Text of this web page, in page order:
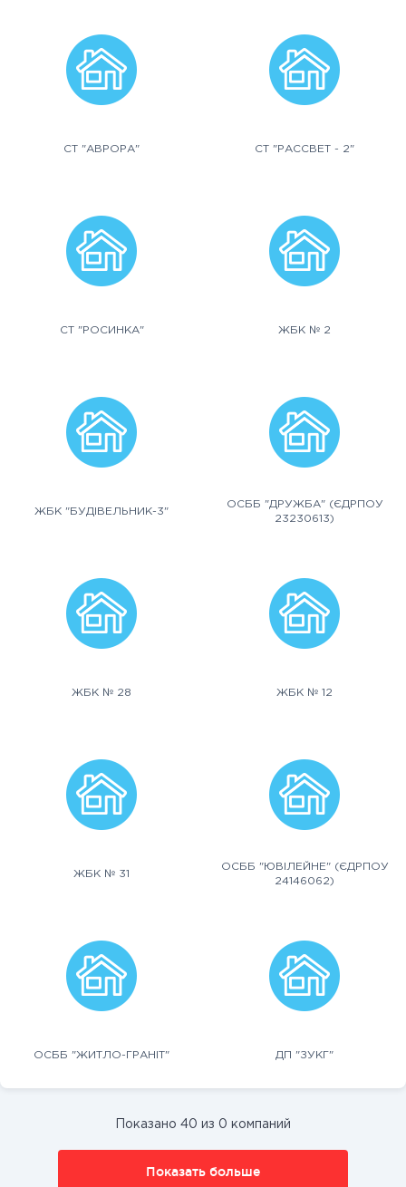
СТ "АВРОРА" СТ "РАССВЕТ - 2"
СТ "РОСИНКА" ЖБК № 2
ЖБК "БУДІВЕЛЬНИК-3"
ОСББ "ДРУЖБА" (ЄДРПОУ
23230613)
ЖБК № 28 ЖБК № 12
ЖБК № 31
ОСББ "ЮВІЛЕЙНЕ" (ЄДРПОУ
24146062)
ОСББ "ЖИТЛО-ГРАНІТ" ДП "ЗУКГ"
Показано 40 из 0 компаний
Показать больше